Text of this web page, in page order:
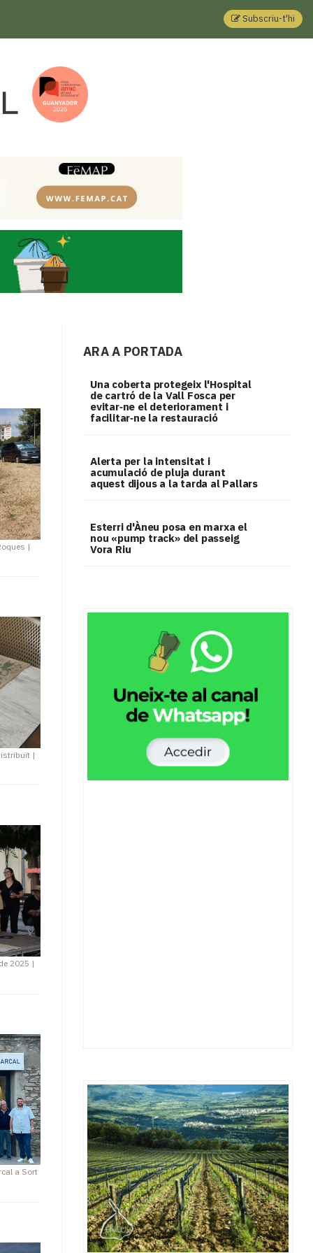
Subscriu-t'hi
|
|
2025 |
a Sort
ARA A PORTADA
Una coberta protegeix l'Hospital
de cartró de la Vall Fosca per
evitar‑ne el deteriorament i
facilitar‑ne la restauració
Alerta per la intensitat i
acumulació de pluja durant
aquest dijous a la tarda al Pallars
Esterri d'Àneu posa en marxa el
nou «pump track» del passeig
Vora Riu